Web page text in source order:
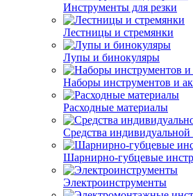
Инструменты для резки
Лестницы и стремянки
Лупы и бинокуляры
Наборы инструментов и
Расходные материалы
Средства
Шарнирно-губцевые
Электроинструменты